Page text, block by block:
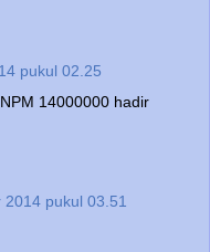
pukul 02.25
14000000 hadir
pukul 03.51